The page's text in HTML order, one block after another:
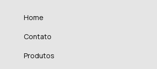
Home
Contato
Produtos